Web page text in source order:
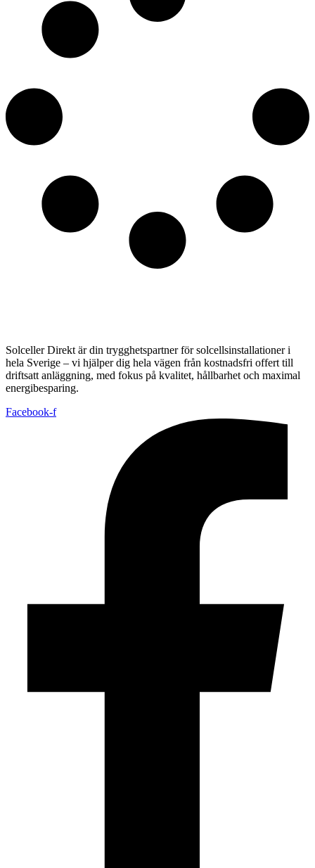
Solceller Direkt är din trygghetspartner för solcellsinstallationer i
hela Sverige – vi hjälper dig hela vägen från kostnadsfri offert till
driftsatt anläggning, med fokus på kvalitet, hållbarhet och maximal
energibesparing.
Facebook-f